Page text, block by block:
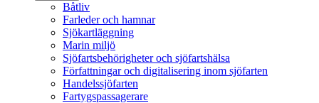
Båtliv
Farleder och hamnar
Sjökartläggning
Marin miljö
Sjöfartsbehörigheter och sjöfartshälsa
Författningar och digitalisering inom sjöfarten
Handelssjöfarten
Fartygspassagerare